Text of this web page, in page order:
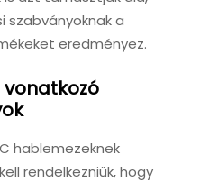
szabványoknak a
eredményez.
hablemezeknek
rendelkezniük, hogy